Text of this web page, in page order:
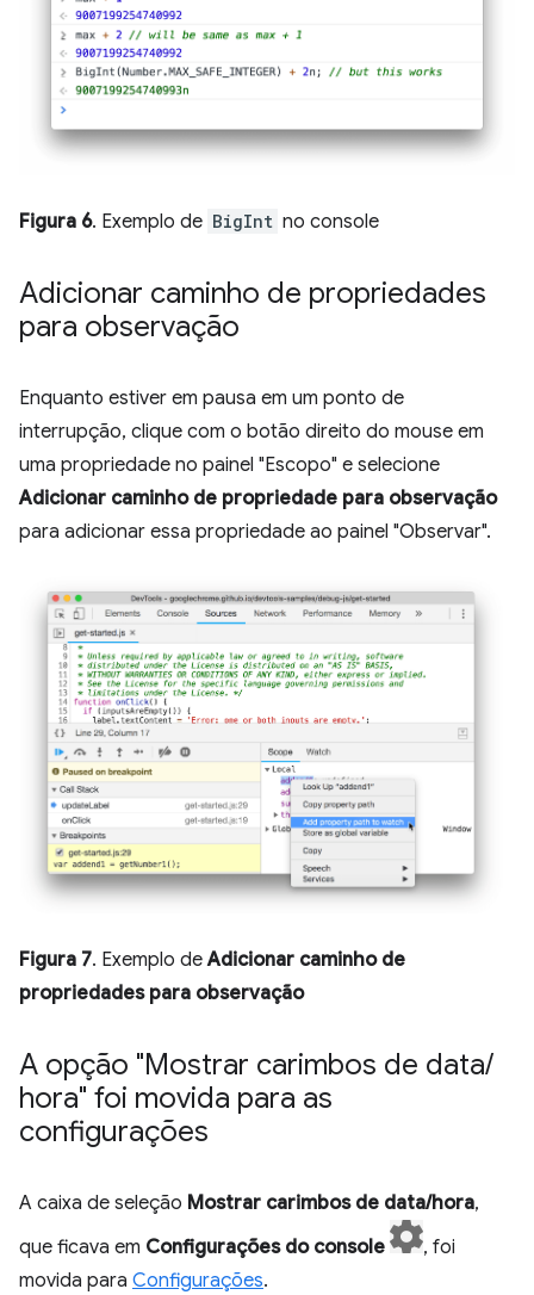
Figura 6. Exemplo de BigInt no console
Adicionar caminho de propriedades
para observação
Enquanto estiver em pausa em um ponto de
interrupção, clique com o botão direito do mouse em
uma propriedade no painel "Escopo" e selecione
Adicionar caminho de propriedade para observação
para adicionar essa propriedade ao painel "Observar".
Figura 7. Exemplo deAdicionar caminho de
propriedades para observação
A opção "Mostrar carimbos de data/
hora" foi movida para as
configurações
A caixa de seleção Mostrar carimbos de data/hora,
que ficava em Configurações do console
, foi
movida para Configurações.